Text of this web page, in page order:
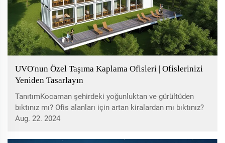
UVO'nun Özel Taşıma Kaplama Ofisleri | Ofislerinizi
Yeniden Tasarlayın
TanıtımKocaman şehirdeki yoğunluktan ve gürültüden
bıktınız mı? Ofis alanları için artan kiralardan mı bıktınız?
Hep aynı görünen standart stüdyolardan mı bıktınız?
sorunlarınızı çözecek ve sizi...
Aug. 22. 2024